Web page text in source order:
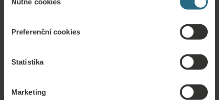
souhlasu
Preferenční cookies
Statistika
Marketing
známé již po staletí. Dosahují